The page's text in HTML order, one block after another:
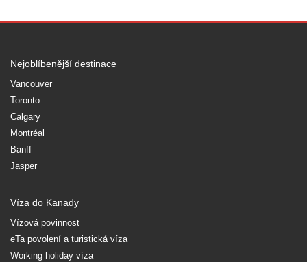
Nejoblíbenější destinace
Vancouver
Toronto
Calgary
Montréal
Banff
Jasper
Víza do Kanady
Vízová povinnost
eTa povolení a turistická víza
Working holiday víza